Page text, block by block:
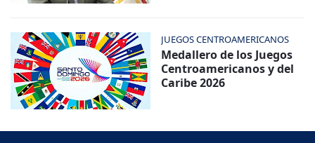
JUEGOS CENTROAMERICANOS
Medallero de los Juegos
Centroamericanos y del
Caribe 2026